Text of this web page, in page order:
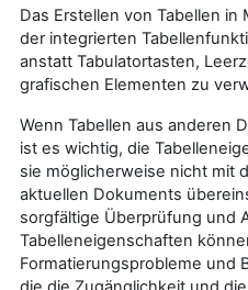
Das Erstellen von Tabellen
der integrierten
anstatt Tabulatortasten,
grafischen Elementen zu
Wenn Tabellen aus anderen
ist es wichtig, die
sie möglicherweise nicht mit
aktuellen Dokuments
sorgfältige Überprüfung und
Tabelleneigenschaften
Formatierungsprobleme und